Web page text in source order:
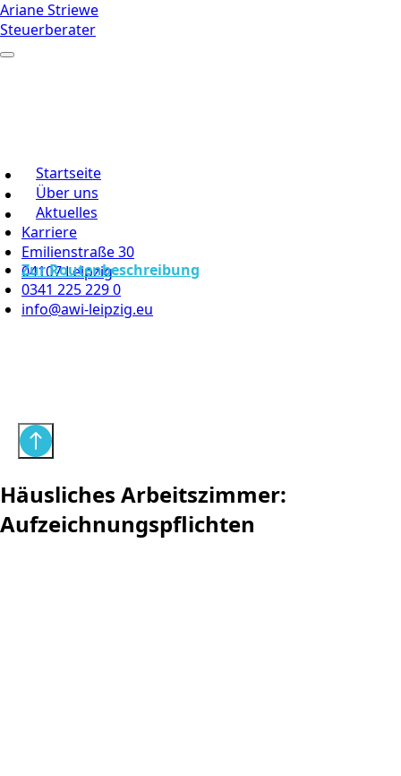
Ariane Striewe
Steuerberater
Startseite
Über uns
Aktuelles
Karriere
Emilienstraße 30
04107 Leipzig
Zur Routenbeschreibung
0341 225 229 0
info@awi-leipzig.eu
Häusliches Arbeitszimmer:
Aufzeichnungspflichten